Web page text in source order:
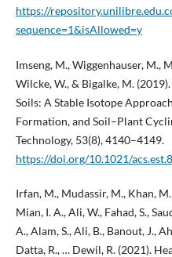
https://
sequence=1&isAllowed=y
Imseng, M., Wiggenhauser, M.,
Wilcke, W., & Bigalke, M.
Soils: A Stable Isotope
Formation, and Soil–Plant
Technology, 53(8), 4140–4149.
https://doi.org/10.1021/
Irfan, M., Mudassir, M., Khan,
Mian, I. A., Ali, W., Fahad, S.,
A., Alam, S., Ali, B., Banout, J.,
Datta, R., … Dewil, R. (2021).